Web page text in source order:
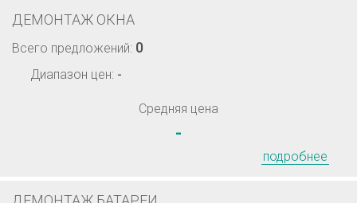
ДЕМОНТАЖ ОКНА
Всего предложений: 0
Диапазон цен: -
Средняя цена
-
подробнее